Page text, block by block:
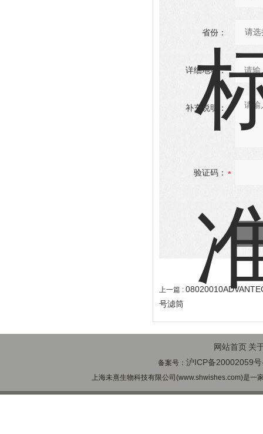
省份：
详细地址：
补充说明：
验证码：
上一篇 :
号滤筒
网站首页 关
备案号：沪ICP备20002059
上海未熹生物科技有限公司(www.shwishes.com)是一